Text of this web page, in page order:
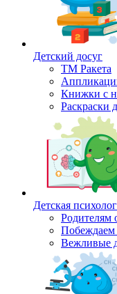
Детский досуг
ТМ Ракета
Книжки с
Раскраски
Детская
Родителям
Побеждаем
Вежливые